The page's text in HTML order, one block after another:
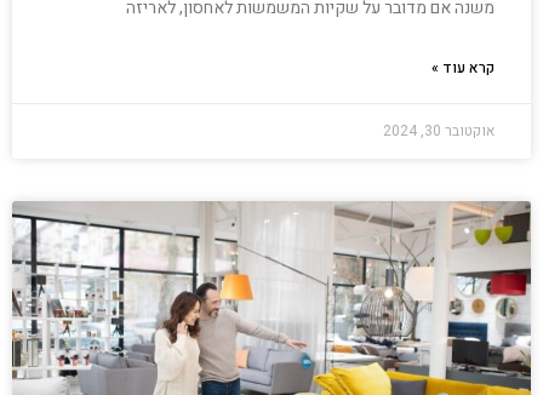
משנה אם מדובר על שקיות המשמשות לאחסון, לאריזה
קרא עוד »
אוקטובר 30, 2024